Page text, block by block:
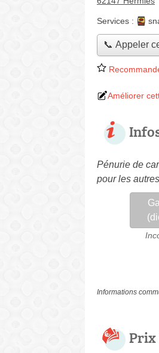
Services :
📞 Appeler
Améliorer
Pénurie de
pour les
Informations
Prix